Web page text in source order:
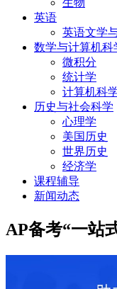
生物
英语
英语文学
数学与计算机科
微积分
统计学
计算机科
历史与社会科学
心理学
美国历史
世界历史
经济学
课程辅导
新闻动态
AP备考“一站